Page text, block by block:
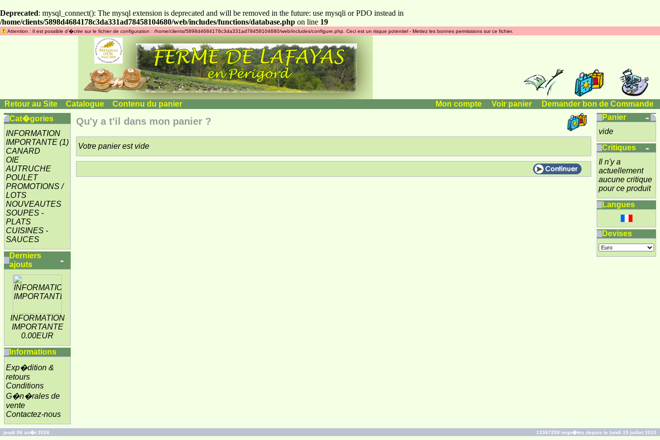
Deprecated: mysql_connect(): The mysql extension is deprecated and will be removed in the future: use mysqli or PDO instead in
/home/clients/5898d4684178c3da331ad78458104680/web/includes/functions/database.php on line 19
Attention : Il est possible d'�crire sur le fichier de configuration : /home/clients/5898d4684178c3da331ad78458104680/web/includes/configure.php. Ceci est un risque potentiel - Mettez les bonnes permissions sur ce fichier.
Retour au Site Catalogue Contenu du panier Mon compte Voir panier
Demander bon de Commande
Cat�gories
INFORMATION
IMPORTANTE (1)
CANARD
OIE
AUTRUCHE
POULET
PROMOTIONS /
LOTS
NOUVEAUTES
SOUPES -
PLATS
CUISINES -
SAUCES
Derniers
ajouts
INFORMATION
IMPORTANTE
0.00EUR
Informations
Exp�dition &
retours
Conditions
G�n�rales de
vente
Contactez-nous
Qu'y a t'il dans mon panier ?
Votre panier est vide
Panier
vide
Critiques
Il n'y a
actuellement
aucune critique
pour ce produit
Langues
Devises
jeudi 06 ao�t 2026 13367259 requ�tes depuis le lundi 19 juillet 2010